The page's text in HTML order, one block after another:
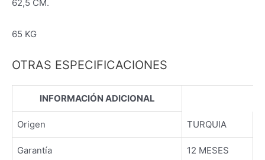
62,5 CM.
65 KG
OTRAS ESPECIFICACIONES
INFORMACIÓN ADICIONAL
Origen TURQUIA
Garantía 12 MESES